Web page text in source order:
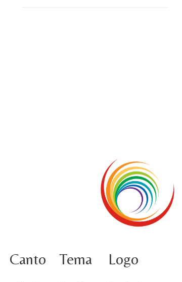
Canto Tema Logo